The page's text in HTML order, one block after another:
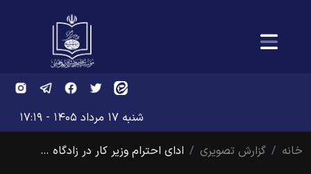
شنبه ۱۷ مرداد ۱۴۰۵ - ۱۷:۱۹
خانه
گزارش تصویری ادای احترام وزیر کار در زادگاه …